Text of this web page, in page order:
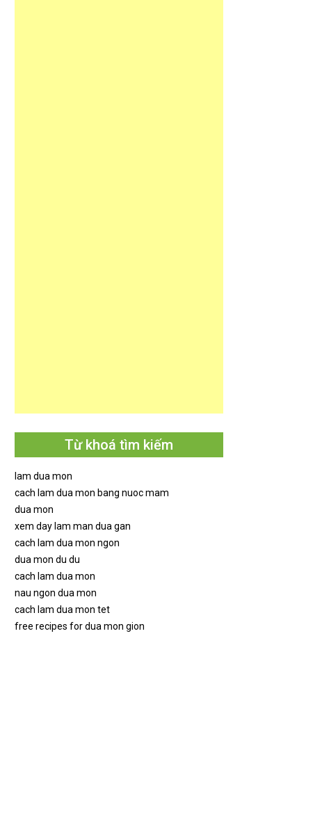
Từ khoá tìm kiếm
lam dua mon
cach lam dua mon bang nuoc mam
dua mon
xem day lam man dua gan
cach lam dua mon ngon
dua mon du du
cach lam dua mon
nau ngon dua mon
cach lam dua mon tet
free recipes for dua mon gion